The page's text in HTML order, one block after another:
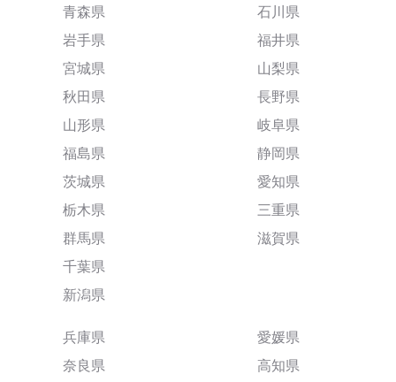
青森県
岩手県
宮城県
秋田県
山形県
福島県
茨城県
栃木県
群馬県
千葉県
新潟県
石川県
福井県
山梨県
長野県
岐阜県
静岡県
愛知県
三重県
滋賀県
兵庫県
奈良県
愛媛県
高知県